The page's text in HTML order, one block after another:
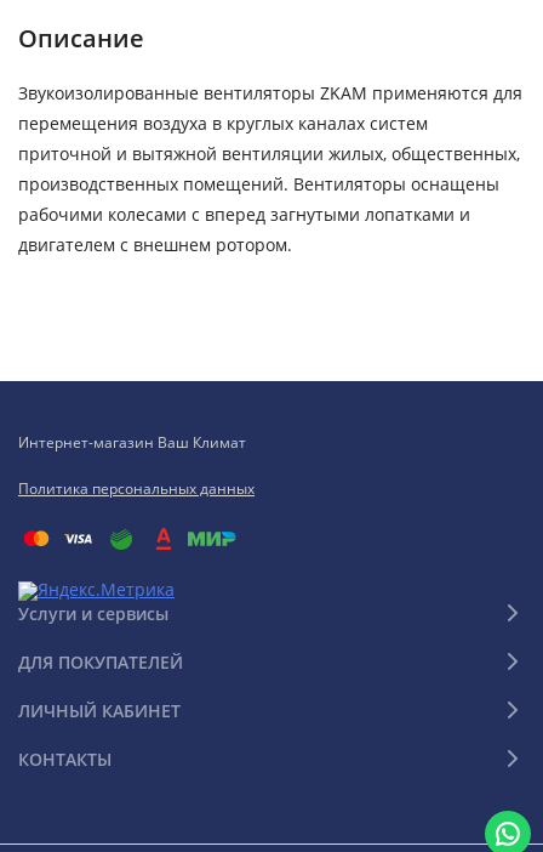
Описание
Звукоизолированные вентиляторы ZKAM применяются для
перемещения воздуха в круглых каналах систем
приточной и вытяжной вентиляции жилых, общественных,
производственных помещений. Вентиляторы оснащены
рабочими колесами с вперед загнутыми лопатками и
двигателем с внешнем ротором.
Интернет-магазин Ваш Климат
Политика персональных данных
Услуги и сервисы
ДЛЯ ПОКУПАТЕЛЕЙ
ЛИЧНЫЙ КАБИНЕТ
КОНТАКТЫ